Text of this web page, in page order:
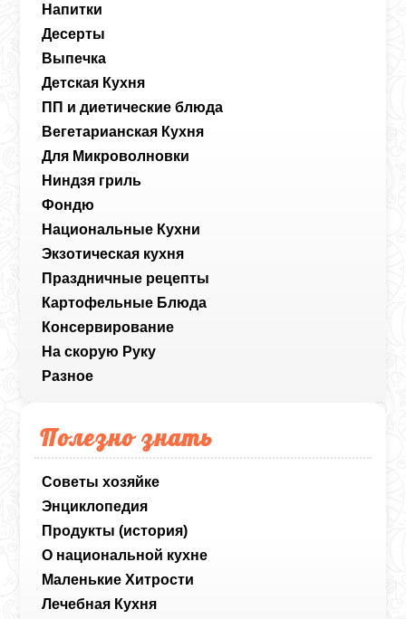
Напитки
Десерты
Выпечка
Детская Кухня
ПП и диетические блюда
Вегетарианская Кухня
Для Микроволновки
Ниндзя гриль
Фондю
Национальные Кухни
Экзотическая кухня
Праздничные рецепты
Картофельные Блюда
Консервирование
На скорую Руку
Разное
Полезно знать
Советы хозяйке
Энциклопедия
Продукты (история)
О национальной кухне
Маленькие Хитрости
Лечебная Кухня